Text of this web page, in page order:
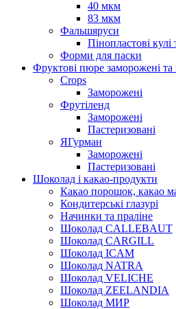
40 мкм
83 мкм
Фальшяруси
Пінопластові кулі
Форми для паски
Фруктові пюре заморожені та
Crops
Заморожені
Фрутіленд
Заморожені
Пастеризовані
ЯГурман
Заморожені
Пастеризовані
Шоколад і какао-продукти
Какао порошок, какао
Кондитерські глазурі
Начинки та праліне
Шоколад CALLEBAUT
Шоколад CARGILL
Шоколад ICAM
Шоколад NATRA
Шоколад VELICHE
Шоколад ZEELANDIA
Шоколад МИР